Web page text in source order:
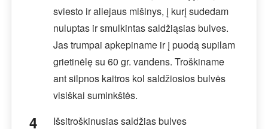
sviesto ir aliejaus mišinys, į kurį sudedam
nuluptas ir smulkintas saldžiąsias bulves.
Jas trumpai apkepiname ir į puodą supilam
grietinėlę su 60 gr. vandens. Troškiname
ant silpnos kaitros kol saldžiosios bulvės
visiškai suminkštės.
Išsitroškinusias saldžias bulves